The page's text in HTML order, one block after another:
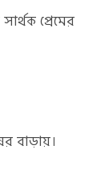
প্রেমের
বাড়ায়।